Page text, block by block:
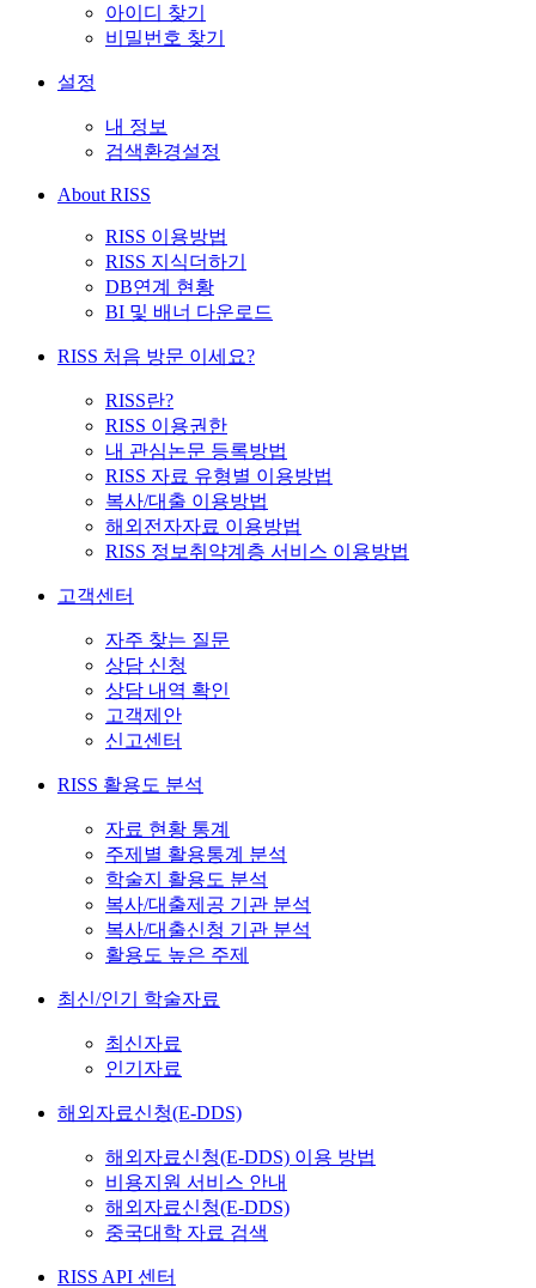
아이디 찾기
비밀번호 찾기
설정
내 정보
검색환경설정
About RISS
RISS 이용방법
RISS 지식더하기
DB연계 현황
BI 및 배너 다운로드
RISS 처음 방문 이세요?
RISS란?
RISS 이용권한
내 관심논문 등록방법
RISS 자료 유형별 이용방법
복사/대출 이용방법
해외전자자료 이용방법
RISS 정보취약계층 서비스 이용방법
고객센터
자주 찾는 질문
상담 신청
상담 내역 확인
고객제안
신고센터
RISS 활용도 분석
자료 현황 통계
주제별 활용통계 분석
학술지 활용도 분석
복사/대출제공 기관 분석
복사/대출신청 기관 분석
활용도 높은 주제
최신/인기 학술자료
최신자료
인기자료
해외자료신청(E-DDS)
해외자료신청(E-DDS) 이용 방법
비용지원 서비스 안내
해외자료신청(E-DDS)
중국대학 자료 검색
RISS API 센터